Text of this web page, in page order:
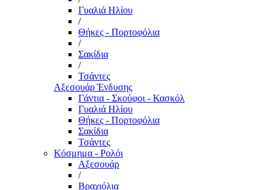
Γυαλιά Ηλίου
/
Θήκες - Πορτοφόλια
/
Σακίδια
/
Τσάντες
Αξεσουάρ Ένδυσης
Γάντια - Σκούφοι - Κασκόλ
Γυαλιά Ηλίου
Θήκες - Πορτοφόλια
Σακίδια
Τσάντες
Κόσμημα - Ρολόι
Αξεσουάρ
/
Βραχιόλια